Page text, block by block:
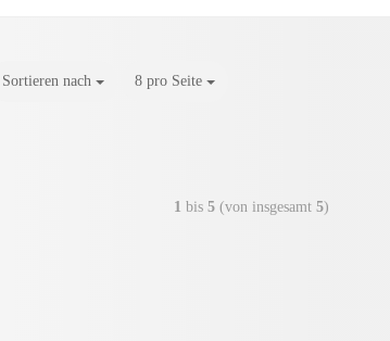
Sortieren nach 8 pro Seite
1 bis5 (von insgesamt5)